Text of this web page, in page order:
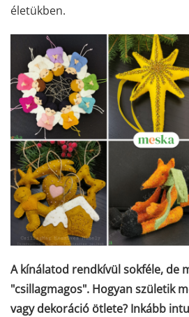
életükben.
A kínálatod rendkívül sokféle, de
"csillagmagos". Hogyan születik
vagy dekoráció ötlete? Inkább